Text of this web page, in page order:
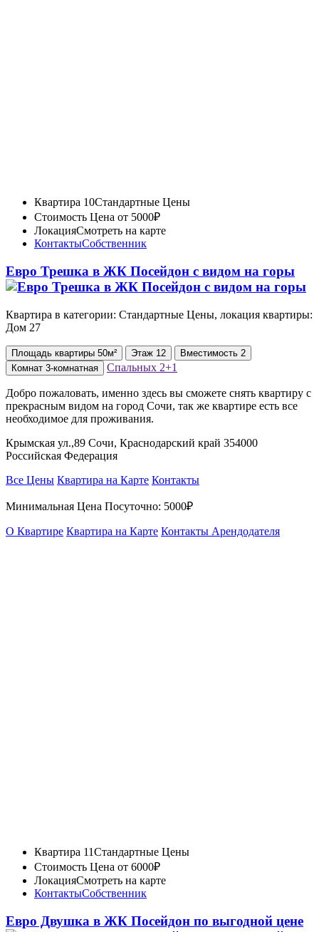
Квартира 10Стандартные Цены
Стоимость Цена от 5000₽
ЛокацияСмотреть на карте
КонтактыСобственник
Евро Трешка в ЖК Посейдон с видом на горы
Квартира в категории: Стандартные Цены, локация квартиры:
Дом 27
Площадь квартиры 50м² Этаж 12 Вместимость 2
Комнат 3-комнатная Спальных 2+1
Добро пожаловать, именно здесь вы сможете снять квартиру с
прекрасным видом на город Сочи, так же квартире есть все
необходимое для проживания.
Крымская ул.,89 Сочи, Краснодарский край 354000
Российская Федерация
Все Цены Квартира на Карте Контакты
Минимальная Цена Посуточно: 5000₽
О Квартире Квартира на Карте Контакты Арендодателя
Квартира 11Стандартные Цены
Стоимость Цена от 6000₽
ЛокацияСмотреть на карте
КонтактыСобственник
Евро Двушка в ЖК Посейдон по выгодной цене